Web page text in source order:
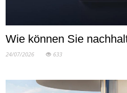
Wie können Sie
24/07/2026 633